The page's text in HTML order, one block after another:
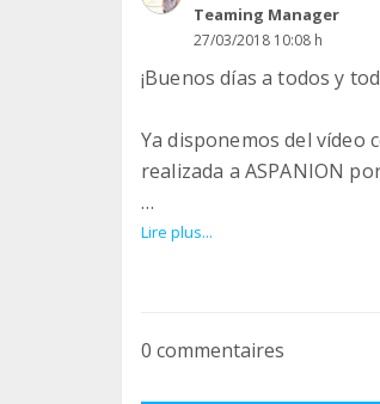
Teaming Manager
27/03/2018 10:08 h
¡Buenos días a todos y
Ya disponemos del vídeo
realizada a ASPANION
El día 7 de febrero, una
entrega de la aportación
Lire plus...
0 commentaires